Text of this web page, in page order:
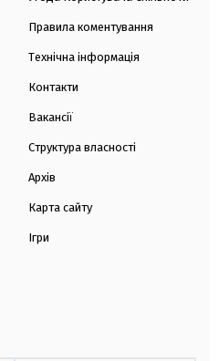
Правила коментування
Технічна інформація
Контакти
Вакансії
Структура власності
Архів
Карта сайту
Ігри